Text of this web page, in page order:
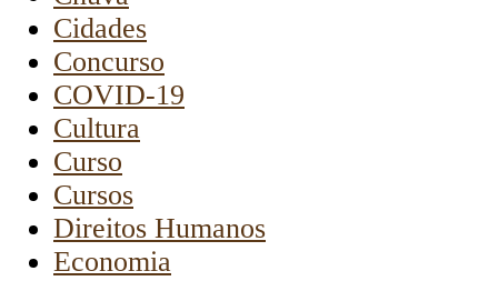
Cidades
Concurso
COVID-19
Cultura
Curso
Cursos
Direitos Humanos
Economia